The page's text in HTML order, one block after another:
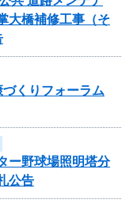
大橋補修工事（そ
づくりフォーラム
ー野球場照明塔分
公告